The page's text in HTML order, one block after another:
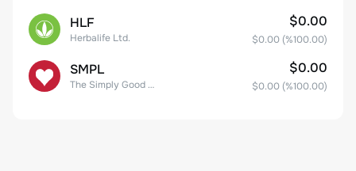
HLF
Herbalife Ltd.
$0.00
$0.00 (%100.00)
SMPL
The Simply Good Foods Company Common Stock
$0.00
$0.00 (%100.00)